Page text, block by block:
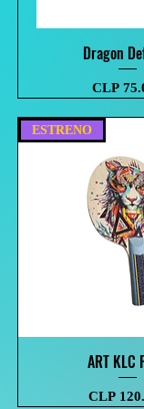
Dragon
Preço
CLP
Visualização
ESTRENO
ART KLC
Preço
CLP